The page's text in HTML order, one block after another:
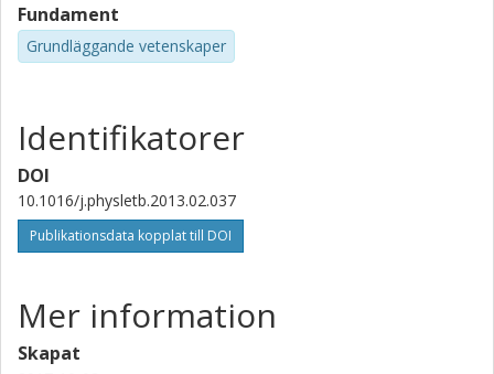
Fundament
Grundläggande vetenskaper
Identifikatorer
DOI
10.1016/j.physletb.2013.02.037
Publikationsdata kopplat till DOI
Mer information
Skapat